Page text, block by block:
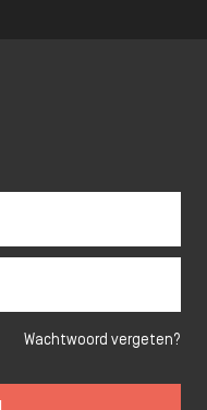
Wachtwoord vergeten?